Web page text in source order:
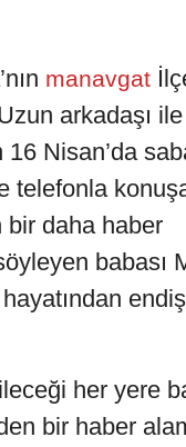
manavgat
arkadaşı
16 Nisan’da
telefonla
daha haber
babası
her yere
bir haber